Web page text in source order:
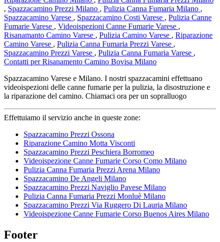
, Spazzacamino Prezzi Milano , Pulizia Canna Fumaria Milano ,
Spazzacamino Varese , Spazzacamino Costi Varese , Pulizia Canne
Fumarie Varese , Videoispezioni Canne Fumarie Varese ,
Risanamanto Camino Varese , Pulizia Camino Varese , Riparazione
Camino Varese , Pulizia Canna Fumaria Prezzi Varese ,
Spazzacamino Prezzi Varese , Pulizia Canna Fumaria Varese ,
Contatti per Risanamento Camino Bovisa Milano
Spazzacamino Varese e Milano. I nostri spazzacamini effettuano
videoispezioni delle canne fumarie per la pulizia, la disostruzione e
la riparazione del camino. Chiamaci ora per un sopralluogo
Effettuiamo il servizio anche in queste zone:
Spazzacamino Prezzi Ossona
Riparazione Camino Motta Visconti
Spazzacamino Prezzi Peschiera Borromeo
Videoispezione Canne Fumarie Corso Como Milano
Pulizia Canna Fumaria Prezzi Arena Milano
Spazzacamino De Angeli Milano
Spazzacamino Prezzi Naviglio Pavese Milano
Pulizia Canna Fumaria Prezzi Monluè Milano
Spazzacamino Prezzi Via Ruggero Di Lauria Milano
Videoispezione Canne Fumarie Corso Buenos Aires Milano
Footer